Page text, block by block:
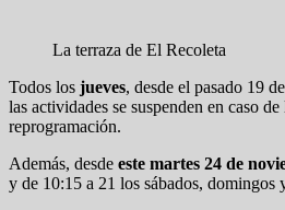
La terraza de El Recoleta
Todos los jueves, desde el pasado 19
las actividades se suspenden en caso
reprogramación.
Además, desde este martes 24 de
y de 10:15 a 21 los sábados, domingos